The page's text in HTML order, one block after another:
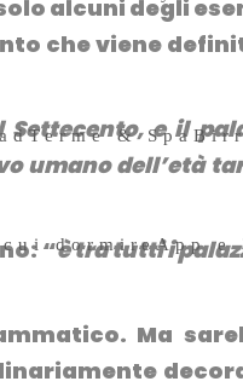
Terme & Spa
dormireApp e
alcuni degli
che viene
e il
umano dell’età
“è tra tutti i
Ma